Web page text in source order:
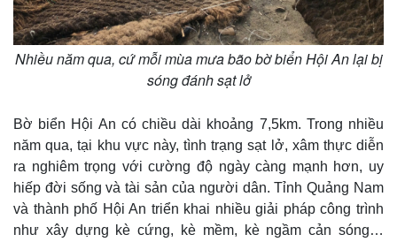
Nhiều năm qua, cứ mỗi mùa mưa bão bờ biển Hội An lại bị
sóng đánh sạt lở
Bờ biển Hội An có chiều dài khoảng 7,5km. Trong nhiều
năm qua, tại khu vực này, tình trạng sạt lở, xâm thực diễn
ra nghiêm trọng với cường độ ngày càng mạnh hơn, uy
hiếp đời sống và tài sản của người dân. Tỉnh Quảng Nam
và thành phố Hội An triển khai nhiều giải pháp công trình
như xây dựng kè cứng, kè mềm, kè ngầm cản sóng…